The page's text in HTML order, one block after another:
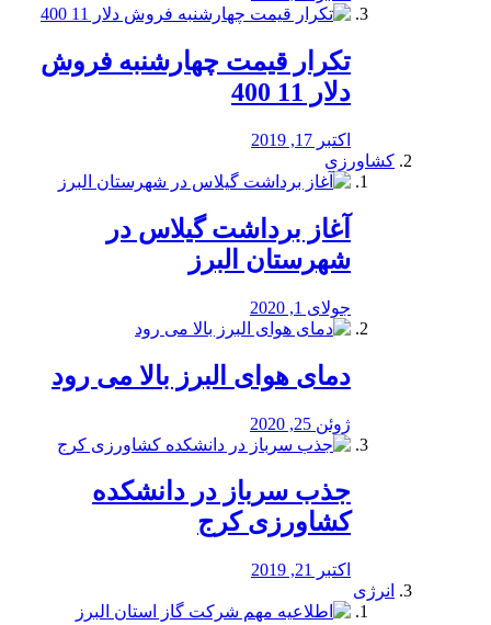
تکرار قیمت چهارشنبه فروش
دلار 11 400
اکتبر 17, 2019
کشاورزی
آغاز برداشت گیلاس در
شهرستان البرز
جولای 1, 2020
دمای هوای البرز بالا می رود
ژوئن 25, 2020
جذب سرباز در دانشکده
کشاورزی کرج
اکتبر 21, 2019
انرژی